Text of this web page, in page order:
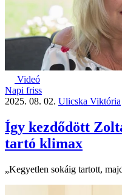
Videó
Napi friss
2025. 08. 02. Ulicska Viktória
Így kezdődött
tartó klimax
„Kegyetlen sokáig tartott,